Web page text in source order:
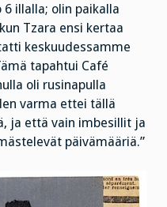
6 illalla; olin paikalla
Tzara ensi kertaa
keskuudessamme
tapahtui Café
oli rusinapulla
varma ettei tällä
ja että vain imbesillit ja
päivämääriä.”